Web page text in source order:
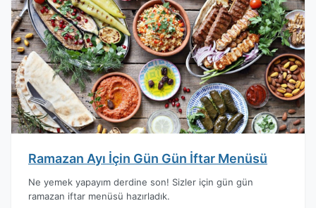
Ramazan Ayı İçin Gün Gün İftar Menüsü
Ne yemek yapayım derdine son! Sizler için gün gün
ramazan iftar menüsü hazırladık.